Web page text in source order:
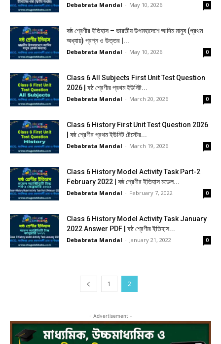
Debabrata Mandal - May 10, 2026 0
ষষ্ঠ শ্রেণীর ইতিহাস – ভারতীয় উপমহাদেশে আদিম মানুষ (প্রথম
অধ্যায়) প্রশ্ন ও উত্তর |...
Debabrata Mandal - May 10, 2026 0
Class 6 All Subjects First Unit Test Question
2026 | ষষ্ঠ শ্রেণীর প্রথম ইউনিট...
Debabrata Mandal - March 20, 2026 0
Class 6 History First Unit Test Question 2026
| ষষ্ঠ শ্রেণীর প্রথম ইউনিট টেস্টের...
Debabrata Mandal - March 19, 2026 0
Class 6 History Model Activity Task Part-2
February 2022 | ষষ্ঠ শ্রেণীর ইতিহাস মডেল...
Debabrata Mandal - February 7, 2022 0
Class 6 History Model Activity Task January
2022 Answer PDF | ষষ্ঠ শ্রেণীর ইতিহাস...
Debabrata Mandal - January 21, 2022 0
1 2
- Advertisement -